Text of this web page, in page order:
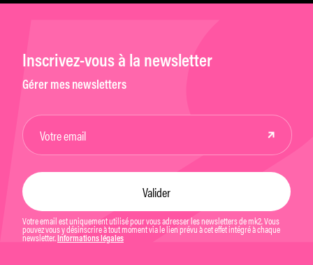
Inscrivez-vous à la newsletter
Gérer mes newsletters
Votre email est uniquement utilisé pour vous adresser les newsletters de mk2. Vous
pouvez vous y désinscrire à tout moment via le lien prévu à cet effet intégré à chaque
newsletter. Informations légales